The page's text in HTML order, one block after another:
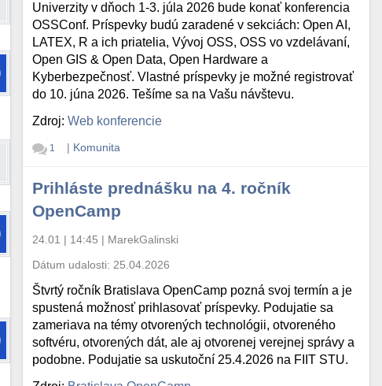
Univerzity v dňoch 1-3. júla 2026 bude konať konferencia
OSSConf. Príspevky budú zaradené v sekciách: Open AI,
LATEX, R a ich priatelia, Vývoj OSS, OSS vo vzdelávaní,
Open GIS & Open Data, Open Hardware a
Kyberbezpečnosť. Vlastné príspevky je možné registrovať
do 10. júna 2026. Tešíme sa na Vašu návštevu.
Zdroj:Web konferencie
1 | Komunita
Prihláste prednášku na 4. ročník
OpenCamp
24.01 | 14:45 | MarekGalinski
Dátum udalosti: 25.04.2026
Štvrtý ročník Bratislava OpenCamp pozná svoj termín a je
spustená možnosť prihlasovať príspevky. Podujatie sa
zameriava na témy otvorených technológii, otvoreného
softvéru, otvorených dát, ale aj otvorenej verejnej správy a
podobne. Podujatie sa uskutoční 25.4.2026 na FIIT STU.